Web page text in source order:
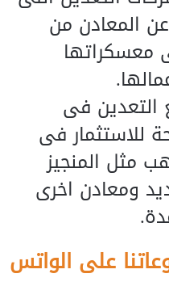
المعادن من
معسكراتها
التعدين فى
للاستثمار فى
مثل المنجيز
ومعادن اخرى
على الواتس